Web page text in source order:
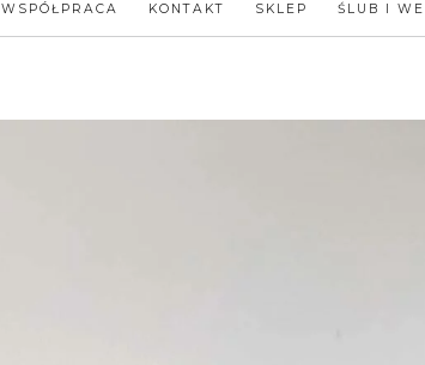
WSPÓŁPRACA KONTAKT SKLEP ŚLUB I